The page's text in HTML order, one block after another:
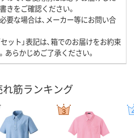
きをご確認ください。
要な場合は、メーカー等にお問い合
ット」表記は、箱でのお届けをお約束
あらかじめご了承ください。
筋ランキング